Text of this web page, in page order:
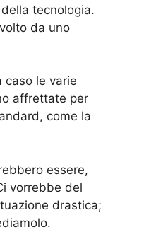
tecnologia.
da uno
caso le varie
affrettate per
come la
essere,
vorrebbe del
drastica;